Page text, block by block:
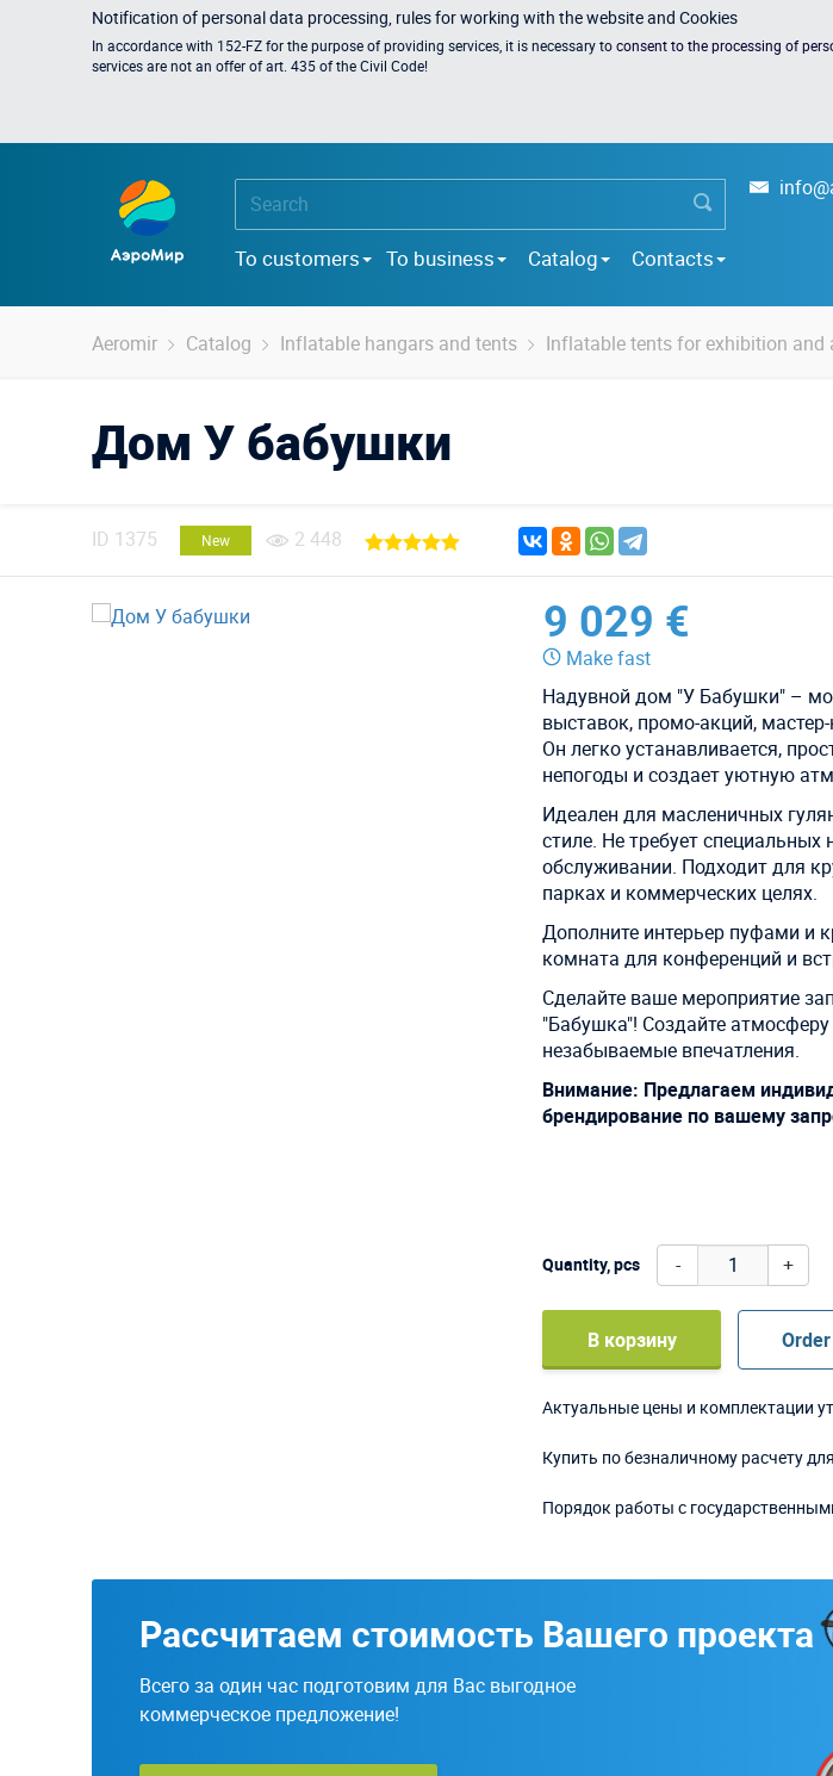
Notification of personal data processing, rules for working with the website and Cookies
In accordance with 152-FZ for the purpose of providing services, it is necessary toconsent to the processing of
services are not an offer of art. 435 of the Civil Code!
To customers To business Catalog Contacts
Aeromir Catalog Inflatable hangars and tents Inflatable tents for exhibition and
Дом У бабушки
ID 1375 New 2 448
9 029 €
Make fast
Надувной дом "У Бабушки" –
выставок, промо-акций,
Он легко устанавливается,
непогоды и создает уютную
Идеален для масленичных
стиле. Не требует
обслуживании. Подходит для
парках и коммерческих целях.
Дополните интерьер пуфами и
комната для конференций и
Сделайте ваше мероприятие
"Бабушка"! Создайте
незабываемые впечатления.
Внимание: Предлагаем
брендирование по вашему
Quantity, pcs - +
В корзину
Актуальные цены и комплектации
Купить по безналичному расчету
Порядок работы с
Рассчитаем стоимость Вашего проекта
Всего за один час подготовим для Вас выгодное
коммерческое предложение!